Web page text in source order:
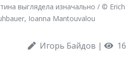
выглядела изначально / © Erich
Ioanna Mantouvalou
Игорь Байдов | 16